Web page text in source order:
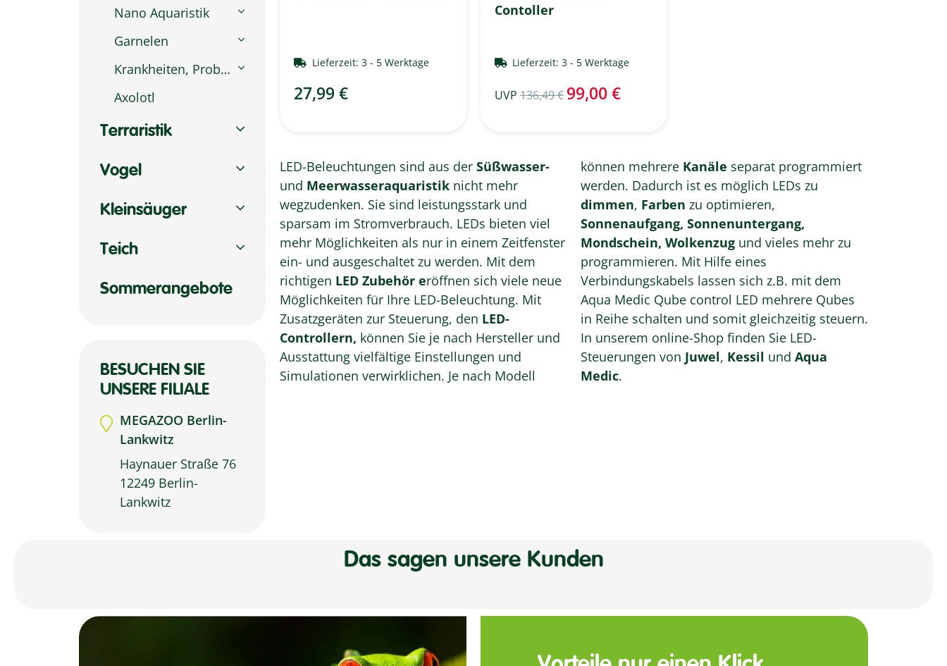
Nano Aquaristik
Garnelen
Krankheiten, Probleme & Plagegeister
Axolotl
Terraristik
Vogel
Kleinsäuger
Teich
Sommerangebote
BESUCHEN SIE
UNSERE FILIALE
MEGAZOO Berlin-
Lankwitz
Haynauer Straße 76
12249 Berlin-
Lankwitz
Lieferzeit: 3 - 5 Werktage
27,99 €
Contoller
Lieferzeit:3 - 5 Werktage
UVP 136,49 € 99,00 €
LED-Beleuchtungen sind aus der Süßwasser-
und Meerwasseraquaristik nicht mehr
wegzudenken. Sie sind leistungsstark und
sparsam im Stromverbrauch. LEDs bieten viel
mehr Möglichkeiten als nur in einem Zeitfenster
ein- und ausgeschaltet zu werden. Mit dem
richtigen LED Zubehör eröffnen sich viele neue
Möglichkeiten für Ihre LED-Beleuchtung. Mit
Zusatzgeräten zur Steuerung, den LED-
Controllern, können Sie je nach Hersteller und
Ausstattung vielfältige Einstellungen und
Simulationen verwirklichen. Je nach Modell
können mehrere Kanäle separat programmiert
werden. Dadurch ist es möglich LEDs zu
dimmen, Farben zu optimieren,
Sonnenaufgang, Sonnenuntergang,
Mondschein, Wolkenzugund vieles mehr zu
programmieren. Mit Hilfe eines
Verbindungskabels lassen sich z.B. mit dem
Aqua Medic Qube control LED mehrere Qubes
in Reihe schalten und somit gleichzeitig steuern.
In unserem online-Shop finden Sie LED-
Steuerungen von Juwel, Kessil und Aqua
Medic.
Das sagen unsere Kunden